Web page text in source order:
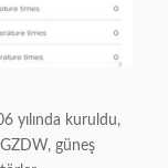
yılında kuruldu,
güneş